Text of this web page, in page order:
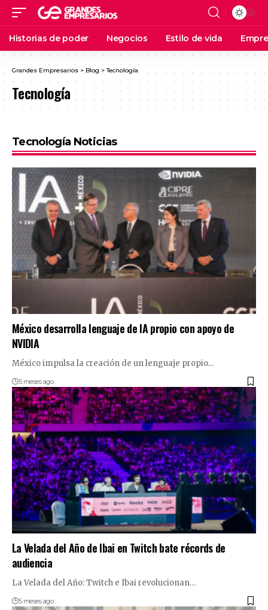
Historias de poder Negocios Estilo de vida
Grandes Empresarios > Blog >Tecnología
Tecnología
Tecnología Noticias
México desarrolla lenguaje de IA propio con apoyo de
NVIDIA
México impulsa la creación de un lenguaje propio…
5 meses ago
La Velada del Año de Ibai en Twitch bate récords de
audiencia
La Velada del Año: Twitch e Ibai revolucionan…
5 meses ago